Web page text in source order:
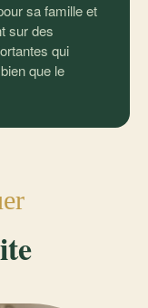
sa famille et
sur des
qui
que le